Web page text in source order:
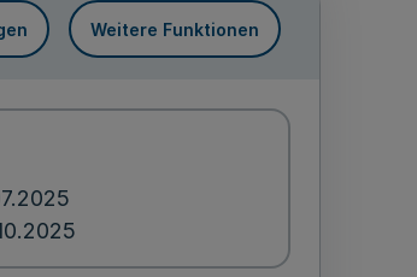
Weitere Funktionen